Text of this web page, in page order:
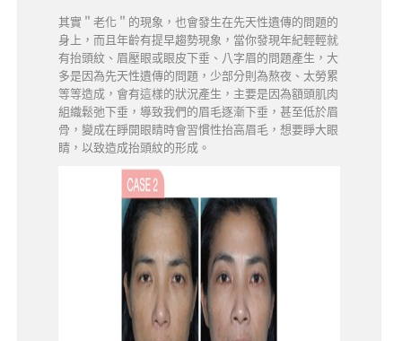
其實＂老化＂的現象，也會發生在先天性遺傳的問題的
身上，而且年齡有提早趨勢現象，當你發現年紀輕輕就
有抬頭紋、眉壓眼或眼皮下垂、八字眉的問題產生，大
多是因為先天性遺傳的問題，少部分則為熬夜、太勞累
等等造成，會有這樣的狀況產生，主要是因為額頭肌肉
組織鬆弛下垂，導致我們的眉毛逐漸下垂，甚至低於眉
骨，變成在睜開眼睛時會習慣性抬高眉毛，想要睜大眼
睛，以致造成抬頭紋的形成。